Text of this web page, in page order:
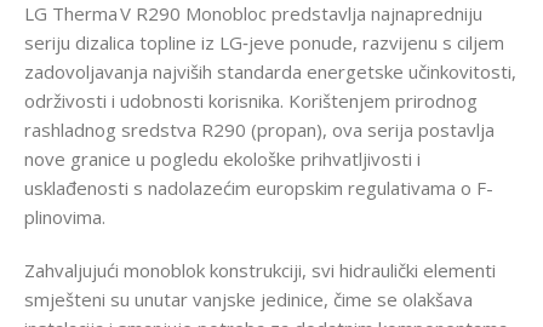
LG Therma V R290 Monobloc predstavlja najnapredniju
seriju dizalica topline iz LG‑jeve ponude, razvijenu s ciljem
zadovoljavanja najviših standarda energetske učinkovitosti,
održivosti i udobnosti korisnika. Korištenjem prirodnog
rashladnog sredstva R290 (propan), ova serija postavlja
nove granice u pogledu ekološke prihvatljivosti i
usklađenosti s nadolazećim europskim regulativama o F-
plinovima.
Zahvaljujući monoblok konstrukciji, svi hidraulički elementi
smješteni su unutar vanjske jedinice, čime se olakšava